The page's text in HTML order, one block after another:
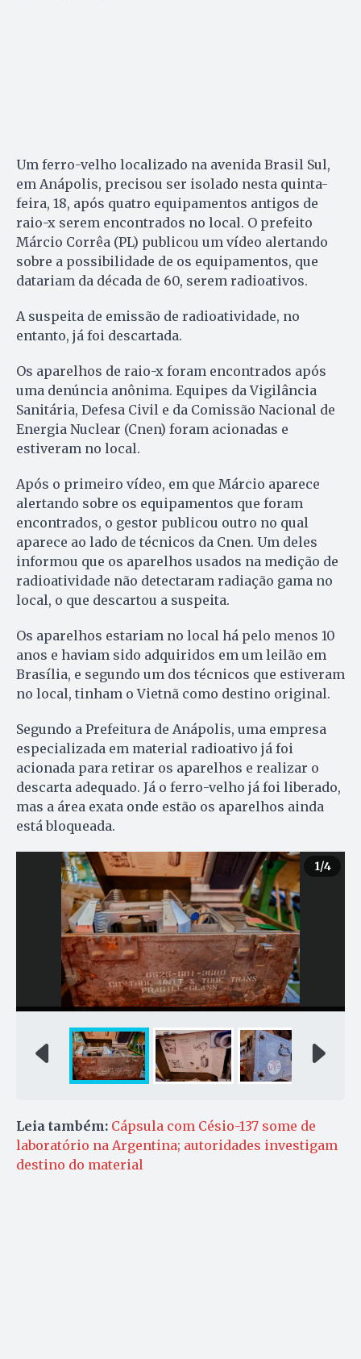
Um ferro-velho localizado na avenida Brasil Sul,
em Anápolis, precisou ser isolado nesta quinta-
feira, 18, após quatro equipamentos antigos de
raio-x serem encontrados no local. O prefeito
Márcio Corrêa (PL) publicou um vídeo alertando
sobre a possibilidade de os equipamentos, que
datariam da década de 60, serem radioativos.
A suspeita de emissão de radioatividade, no
entanto, já foi descartada.
Os aparelhos de raio-x foram encontrados após
uma denúncia anônima. Equipes da Vigilância
Sanitária, Defesa Civil e da Comissão Nacional de
Energia Nuclear (Cnen) foram acionadas e
estiveram no local.
Após o primeiro vídeo, em que Márcio aparece
alertando sobre os equipamentos que foram
encontrados, o gestor publicou outro no qual
aparece ao lado de técnicos da Cnen. Um deles
informou que os aparelhos usados na medição de
radioatividade não detectaram radiação gama no
local, o que descartou a suspeita.
Os aparelhos estariam no local há pelo menos 10
anos e haviam sido adquiridos em um leilão em
Brasília, e segundo um dos técnicos que estiveram
no local, tinham o Vietnã como destino original.
Segundo a Prefeitura de Anápolis, uma empresa
especializada em material radioativo já foi
acionada para retirar os aparelhos e realizar o
descarta adequado. Já o ferro-velho já foi liberado,
mas a área exata onde estão os aparelhos ainda
está bloqueada.
1/4
Leia também: Cápsula com Césio-137 some de
laboratório na Argentina; autoridades investigam
destino do material